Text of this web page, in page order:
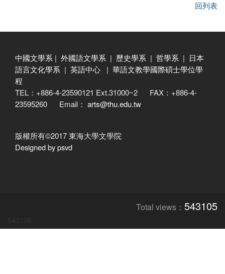
回列表
中國文學系 | 外國語文學系 | 歷史學系 | 哲學系 | 日本
語言文化學系 | 英語中心 | 華語文教學國際碩士學位學
程
TEL：+886-4-23590121 Ext.31000~2 FAX：+886-4-
23595260 Email： arts@thu.edu.tw
版權所有©2017 東海大學文學院
Designed by psvd
Total views： 543105